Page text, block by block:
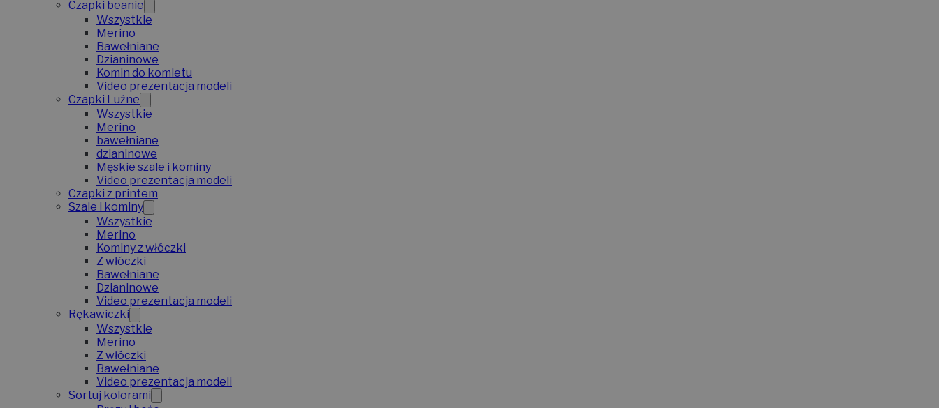
Czapki beanie
Wszystkie
Merino
Bawełniane
Dzianinowe
Komin do komletu
Video prezentacja modeli
Czapki Luźne
Wszystkie
Merino
bawełniane
dzianinowe
Męskie szale i kominy
Video prezentacja modeli
Czapki z printem
Szale i kominy
Wszystkie
Merino
Kominy z włóczki
Z włóczki
Bawełniane
Dzianinowe
Video prezentacja modeli
Rękawiczki
Wszystkie
Merino
Z włóczki
Bawełniane
Video prezentacja modeli
Sortuj kolorami